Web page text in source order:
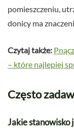
pomieszczeniu,
donicy ma
Czytaj także:
– które najlepiej
Często
Jakie stanowisko